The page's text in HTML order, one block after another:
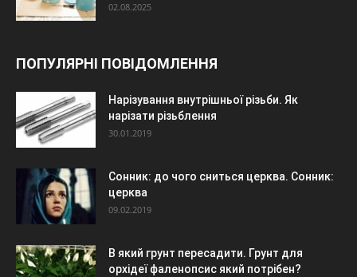
02.08.2025
ПОПУЛЯРНІ ПОВІДОМЛЕННЯ
Нарізування внутрішньої різьби. Як
нарізати різьблення
30.01.2019
Сонник: до чого сниться церква. Сонник:
церква
09.02.2019
В який грунт пересадити. Грунт для
орхідеї фаленопсис який потрібен?